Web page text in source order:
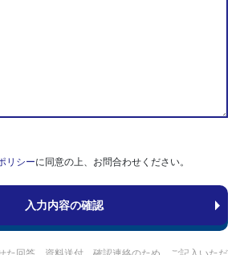
リシーに同意の上、お問合わせください。